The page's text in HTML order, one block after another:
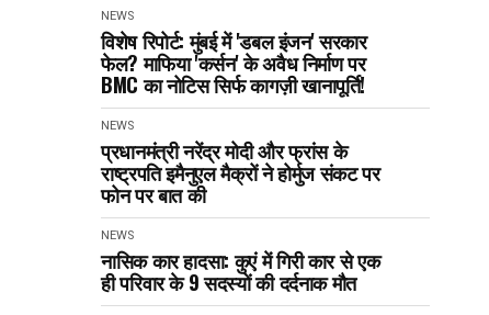
NEWS
विशेष रिपोर्ट: मुंबई में 'डबल इंजन' सरकार
फेल? माफिया 'कर्सन' के अवैध निर्माण पर
BMC का नोटिस सिर्फ कागज़ी खानापूर्ति!
NEWS
प्रधानमंत्री नरेंद्र मोदी और फ्रांस के
राष्ट्रपति इमैनुएल मैक्रों ने होर्मुज संकट पर
फोन पर बात की
NEWS
नासिक कार हादसा: कुएं में गिरी कार से एक
ही परिवार के 9 सदस्यों की दर्दनाक मौत